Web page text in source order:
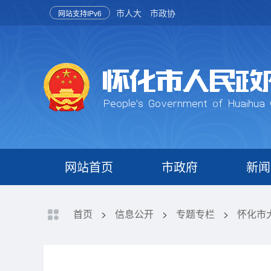
网站支持IPv6 市人大 市政协
网站首页 市政府 新
首页 > 信息公开 > 专题专栏 > 怀化市